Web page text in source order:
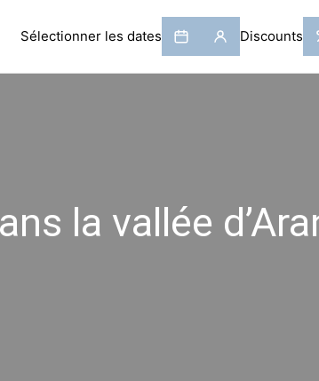
la vallée